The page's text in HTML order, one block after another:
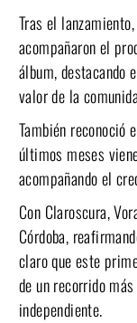
Tras el
acompañaron el
álbum, destacando
valor de la
También reconoció
últimos meses
acompañando el
Con Claroscura,
Córdoba,
claro que este
de un recorrido
independiente.